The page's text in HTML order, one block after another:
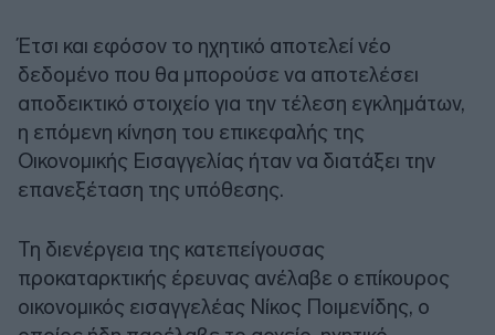
Έτσι και εφόσον το ηχητικό αποτελεί νέο
δεδομένο που θα μπορούσε να αποτελέσει
αποδεικτικό στοιχείο για την τέλεση εγκλημάτων,
η επόμενη κίνηση του επικεφαλής της
Οικονομικής Εισαγγελίας ήταν να διατάξει την
επανεξέταση της υπόθεσης.
Τη διενέργεια της κατεπείγουσας
προκαταρκτικής έρευνας ανέλαβε ο επίκουρος
οικονομικός εισαγγελέας Νίκος Ποιμενίδης, ο